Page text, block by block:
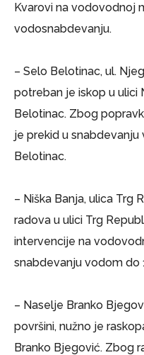
Kvarovi na vodovodnoj
vodosnabdevanju.
– Selo Belotinac, ul.
potreban je iskop u ulici
Belotinac. Zbog
je prekid u
Belotinac.
– Niška Banja, ulica Trg
radova u ulici Trg
intervencije na
snabdevanju vodom do
– Naselje Branko
površini, nužno je
Branko Bjegović. Zbog